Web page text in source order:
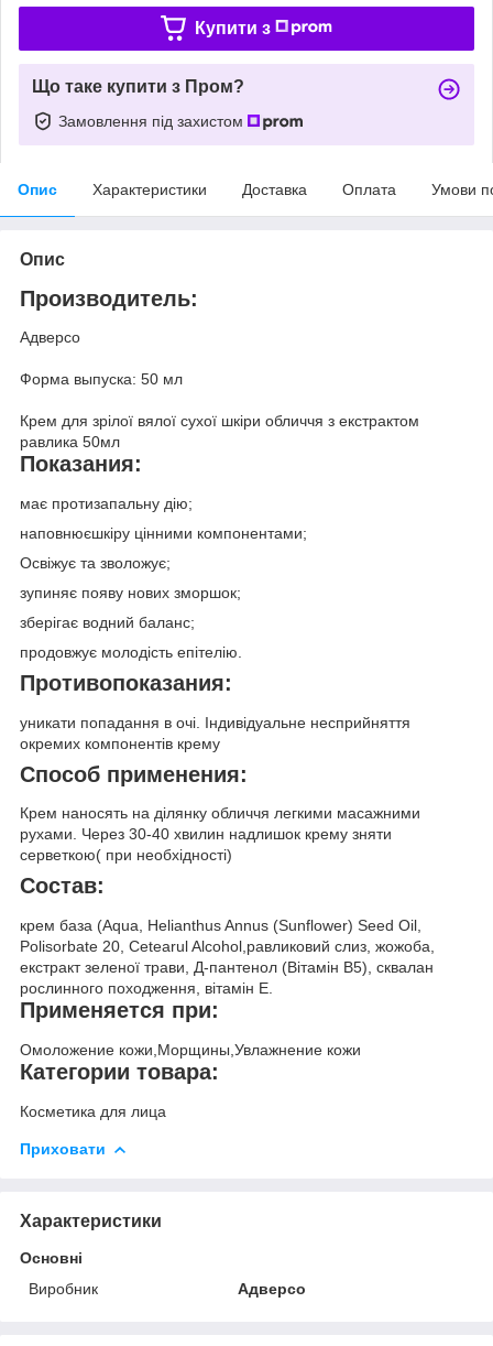
Купити з
Що таке купити з Пром?
Замовлення під захистом
Опис Характеристики Доставка Оплата Умови
Опис
Производитель:
Адверсо
Форма выпуска: 50 мл
Крем для зрілої вялої сухої шкіри обличчя з екстрактом
равлика 50мл
Показания:
має протизапальну дію;
наповнюєшкіру цінними компонентами;
Освіжує та зволожує;
зупиняє появу нових зморшок;
зберігає водний баланс;
продовжує молодість епітелію.
Противопоказания:
уникати попадання в очі. Індивідуальне несприйняття
окремих компонентів крему
Способ применения:
Крем наносять на ділянку обличчя легкими масажними
рухами. Через 30-40 хвилин надлишок крему зняти
серветкою( при необхідності)
Состав:
крем база (Aqua, Helianthus Annus (Sunflower) Seed Oil,
Polisorbate 20, Cetearul Alcohol,равликовий слиз, жожоба,
екстракт зеленої трави, Д-пантенол (Вітамін В5), сквалан
рослинного походження, вітамін Е.
Применяется при:
Омоложение кожи,Морщины,Увлажнение кожи
Категории товара:
Косметика для лица
Приховати
Характеристики
Основні
Виробник
Адверсо